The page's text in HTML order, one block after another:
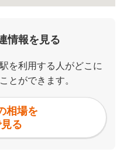
情報を見る
を利用する人がどこに
とができます。
相場を
る